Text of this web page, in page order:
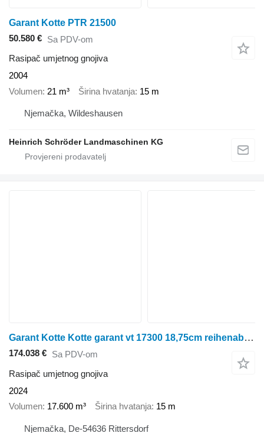
Garant Kotte PTR 21500
50.580 € Sa PDV-om
Rasipač umjetnog gnojiva
2004
Volumen 21 m³ Širina hvatanja 15 m
Njemačka, Wildeshausen
Heinrich Schröder Landmaschinen KG
Garant Kotte Kotte garant vt 17300 18,75cm reihenabstand
174.038 € Sa PDV-om
Rasipač umjetnog gnojiva
2024
Volumen 17.600 m³ Širina hvatanja 15 m
Njemačka, De-54636 Rittersdorf